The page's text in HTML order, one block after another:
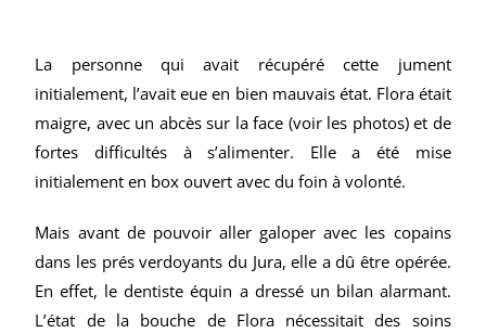
La personne qui avait récupéré cette jument
initialement, l’avait eue en bien mauvais état. Flora était
maigre, avec un abcès sur la face (voir les photos) et de
fortes difficultés à s’alimenter. Elle a été mise
initialement en box ouvert avec du foin à volonté.
Mais avant de pouvoir aller galoper avec les copains
dans les prés verdoyants du Jura, elle a dû être opérée.
En effet, le dentiste équin a dressé un bilan alarmant.
L’état de la bouche de Flora nécessitait des soins